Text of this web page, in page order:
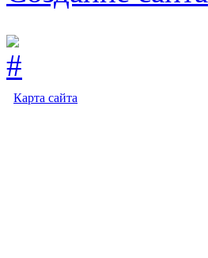
Карта сайта